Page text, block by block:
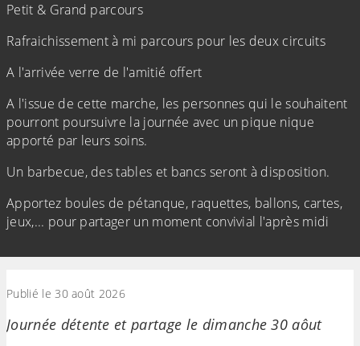
Petit & Grand parcours
Rafraichissement à mi parcours pour les deux circuits
A l'arrivée verre de l'amitié offert
A l'issue de cette marche, les personnes qui le souhaitent
pourront poursuivre la journée avec un pique nique
apporté par leurs soins.
Un barbecue, des tables et bancs seront à disposition.
Apportez boules de pétanque, raquettes, ballons, cartes,
jeux,... pour partager un moment convivial l'après midi
Publié le 30 août 2026
Journée détente et partage le dimanche 30 aôut